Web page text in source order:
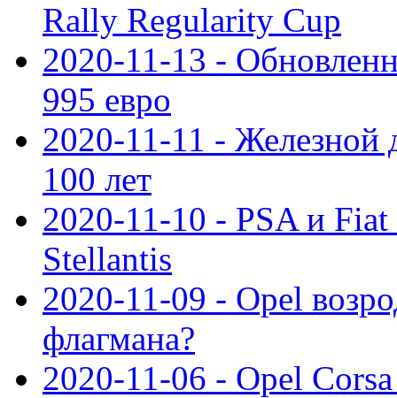
Rally Regularity Cup
2020-11-13 -
995 евро
2020-11-11 - Железной
100 лет
2020-11-10 - PSA и Fiat
Stellantis
2020-11-09 - Opel
флагмана?
2020-11-06 - Opel